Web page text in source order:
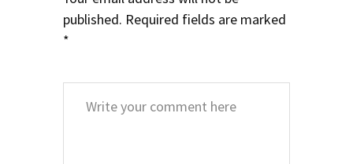
published. Required fields are marked
*